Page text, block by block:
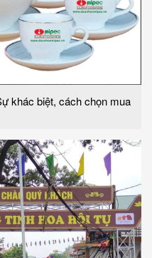
khác biệt, cách chọn mua